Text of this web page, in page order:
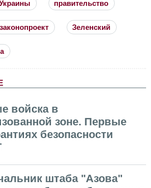
правительство
законопроект Зеленский
войска в
зоне. Первые
безопасности
штаба "Азова"